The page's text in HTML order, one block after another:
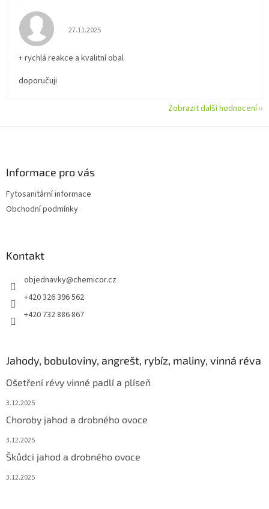
Hodnocení obchodu je 5 z 5 hvězdiček.
27.11.2025
+ rychlá reakce a kvalitní obal
doporučuji
Zobrazit další hodnocení
Informace pro vás
Fytosanitární informace
Obchodní podmínky
Kontakt
objednavky@chemicor.cz
+420 326 396 562
+420 732 886 867
Jahody, bobuloviny, angrešt, rybíz, maliny, vinná réva
Ošetření révy vinné padlí a plíseň
3.12.2025
Choroby jahod a drobného ovoce
3.12.2025
Škůdci jahod a drobného ovoce
3.12.2025